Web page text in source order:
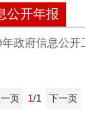
公开年报
政府信息公开
一页 1/1 下一页